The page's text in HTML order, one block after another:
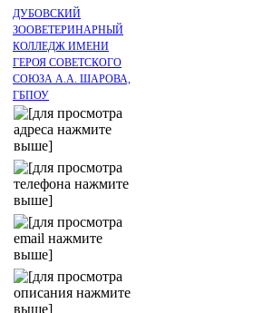
ДУБОВСКИЙ
ЗООВЕТЕРИНАРНЫЙ
КОЛЛЕДЖ ИМЕНИ
ГЕРОЯ СОВЕТСКОГО
СОЮЗА А.А. ШАРОВА,
ГБПОУ